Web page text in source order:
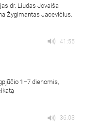
dr. Liudas Jovaiša
Žygimantas Jacevičius.
41:55
1–7 dienomis,
36:03